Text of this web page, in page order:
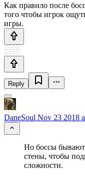
Как правило после
того чтобы игрок
игры.
Reply
DaneSoul Nov 23 2018
Но боссы бывают
стены, чтобы
сложности.